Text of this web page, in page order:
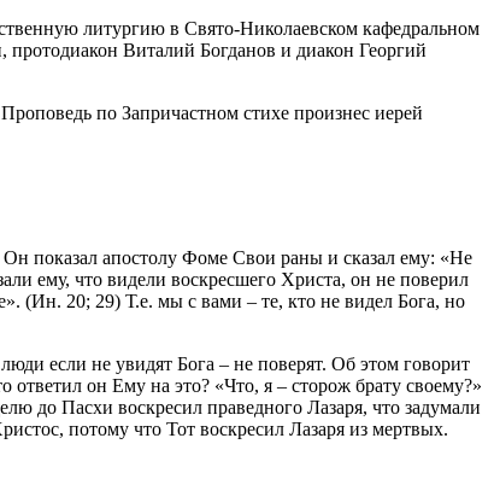
литургию в Свято-Николаевском кафедральном
Виталий Богданов и диакон Георгий
по Запричастном стихе произнес иерей
показал апостолу Фоме Свои раны и сказал ему: «Не
ему, что видели воскресшего Христа, он не поверил
(Ин. 20; 29) Т.е. мы с вами – те, кто не видел Бога, но
если не увидят Бога – не поверят. Об этом говорит
он Ему на это? «Что, я – сторож брату своему?»
до Пасхи воскресил праведного Лазаря, что задумали
потому что Тот воскресил Лазаря из мертвых.